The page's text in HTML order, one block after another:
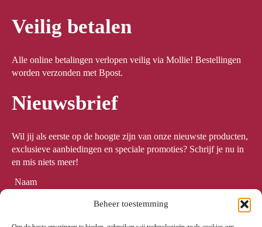
Beheer toestemming
Veilig betalen
Alle online betalingen verlopen veilig via Mollie! Bestellingen
worden verzonden met Bpost.
Nieuwsbrief
Wil jij als eerste op de hoogte zijn van onze nieuwste producten,
exclusieve aanbiedingen en speciale promoties? Schrijf je nu in
en mis niets meer!
Naam *